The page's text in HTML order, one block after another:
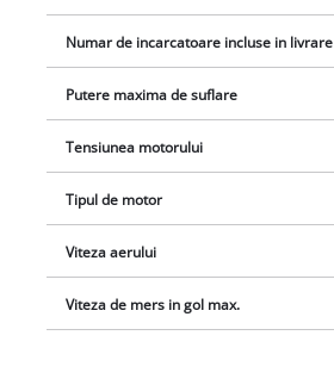
Numar de incarcatoare incluse in livrare
Putere maxima de suflare
Tensiunea motorului
Tipul de motor
Viteza aerului
Viteza de mers in gol max.